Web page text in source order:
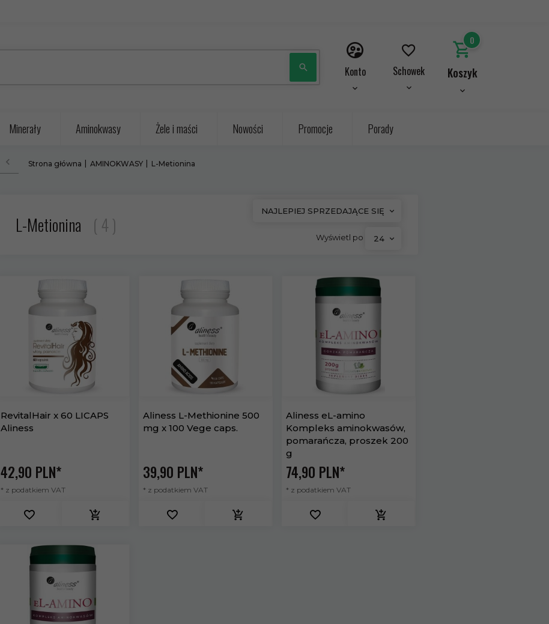
Konto Schowek
0
Koszyk
Minerały Aminokwasy Żele i maści Nowości Promocje Porady
Strona główna AMINOKWASY L-Metionina
L-Metionina 4
NAJLEPIEJ SPRZEDAJĄCE SIĘ
Wyświetl po 24
RevitalHair x 60 LICAPS
Aliness
42,90 PLN*
* z podatkiem VAT
Aliness L-Methionine 500
mg x 100 Vege caps.
39,90 PLN*
* z podatkiem VAT
Aliness eL-amino
Kompleks aminokwasów,
pomarańcza, proszek 200
g
74,90 PLN*
* z podatkiem VAT